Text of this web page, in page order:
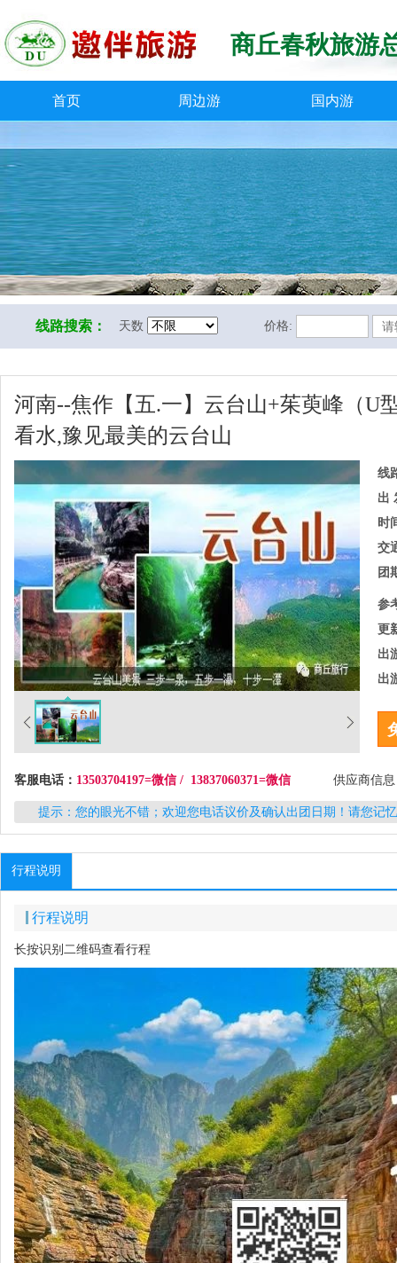
商丘春秋旅游
首页 周边游 国内游
线路搜索： 天数 价格:
河南--焦作【五.一】云台山+茱萸峰（U
看水,豫见最美的云台山
线
出
时
交
团
参
更
出
出
客服电话： 13503704197=微信 / 13837060371=微信 供应商信
提示：您的眼光不错；欢迎您电话议价及确认出团日期！请您记
行程说明
行程说明
长按识别二维码查看行程